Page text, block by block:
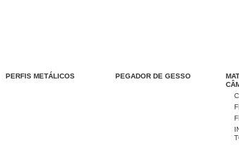
PERFIS METÁLICOS PEGADOR DE GESSO